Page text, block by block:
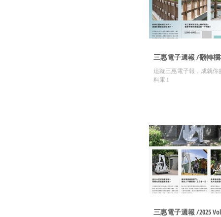
三惠電子週報 /翻轉
追蹤三惠電子報，成就你
料庫 !
三惠電子週報 /2025